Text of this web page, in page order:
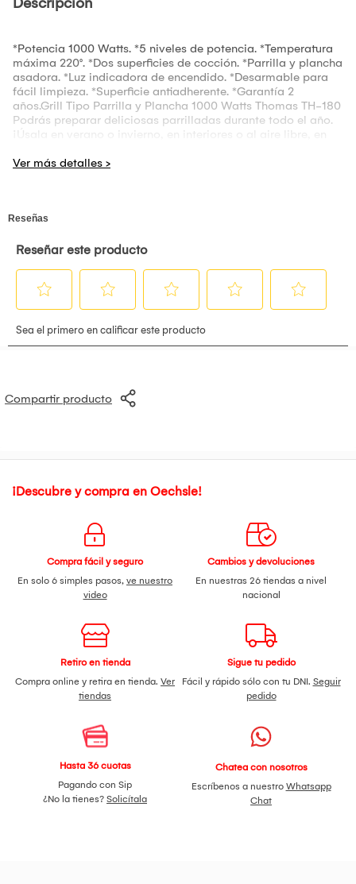
*Potencia 1000 Watts. *5 niveles de potencia. *Temperatura
máxima 220°. *Dos superficies de cocción. *Parrilla y plancha
asadora. *Luz indicadora de encendido. *Desarmable para
fácil limpieza. *Superficie antiadherente. *Garantía 2
años.Grill Tipo Parrilla y Plancha 1000 Watts Thomas TH-180
Podrás preparar deliciosas parrilladas durante todo el año.
¡Úsala en verano o invierno, en interiores o al aire libre, en
Compartir producto
¡Descubre y compra en Oechsle!
Compra fácil y seguro
En solo 6 simples pasos, ve nuestro
video
Cambios y devoluciones
En nuestras 26 tiendas a nivel
nacional
Retiro en tienda
Compra online y retira en tienda. Ver
tiendas
Sigue tu pedido
Fácil y rápido sólo con tu DNI. Seguir
pedido
Hasta 36 cuotas
Pagando con Sip
¿No la tienes? Solicítala
Chatea con nosotros
Escríbenos a nuestro Whatsapp
Chat